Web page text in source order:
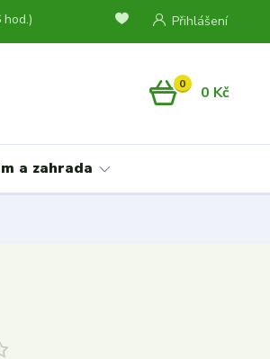
Přihlášení
hod.)
0 0 Kč
a zahrada